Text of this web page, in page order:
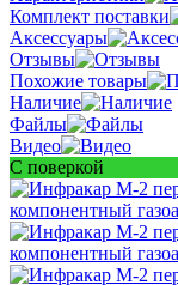
Комплект поставки
Аксессуары
Отзывы
Похожие товары
Наличие
Файлы
Видео
С поверкой